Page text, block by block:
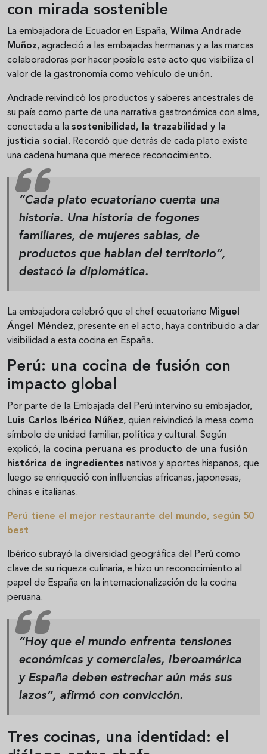
con mirada sostenible
La embajadora de Ecuador en España, Wilma Andrade
Muñoz, agradeció a las embajadas hermanas y a las marcas
colaboradoras por hacer posible este acto que visibiliza el
valor de la gastronomía como vehículo de unión.
Andrade reivindicó los productos y saberes ancestrales de
su país como parte de una narrativa gastronómica con alma,
conectada a la sostenibilidad, la trazabilidad y la
justicia social . Recordó que detrás de cada plato existe
una cadena humana que merece reconocimiento.
“Cada plato ecuatoriano cuenta una
historia. Una historia de fogones
familiares, de mujeres sabias, de
productos que hablan del territorio”,
destacó la diplomática.
La embajadora celebró que el chef ecuatoriano Miguel
Ángel Méndez, presente en el acto, haya contribuido a dar
visibilidad a esta cocina en España.
Perú: una cocina de fusión con
impacto global
Por parte de la Embajada del Perú intervino su embajador,
Luis Carlos Ibérico Núñez, quien reivindicó la mesa como
símbolo de unidad familiar, política y cultural. Según
explicó, la cocina peruana es producto de una fusión
histórica de ingredientes nativos y aportes hispanos, que
luego se enriqueció con influencias africanas, japonesas,
chinas e italianas.
Perú tiene el mejor restaurante del mundo, según 50
best
Ibérico subrayó la diversidad geográfica del Perú como
clave de su riqueza culinaria, e hizo un reconocimiento al
papel de España en la internacionalización de la cocina
peruana.
“Hoy que el mundo enfrenta tensiones
económicas y comerciales, Iberoamérica
y España deben estrechar aún más sus
lazos”, afirmó con convicción.
Tres cocinas, una identidad: el